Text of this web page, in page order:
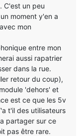
C'est un peu
moment y'en a
mon
entre mon
aussi rapatrier
dans la rue.
retour du coup),
'dehors' et
est ce que les 5v
t'il des utilisateurs
partager sur ce
pas être rare.